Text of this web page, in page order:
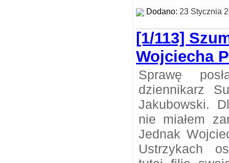
Dodano: 23 Stycznia
[1/113]
Wojciecha
Sprawę
dziennikarz
Jakubowski.
nie miałem
Jednak
Ustrzykach